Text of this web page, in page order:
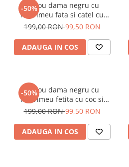
-50%
Tricou dama negru cu
imprimeu fata si catel cu
ochelari
199,00 RON99,50 RON
ADAUGA IN COS
-50%
Tricou dama negru cu
imprimeu fetita cu coc si
ochelari albastrii
199,00 RON99,50 RON
ADAUGA IN COS